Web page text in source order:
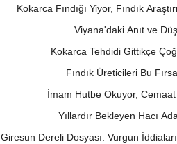
Kokarca Fındığı Yiyor, Fındık
Viyana'daki Anıt ve
Kokarca Tehdidi Gittikçe
Fındık Üreticileri Bu
İmam Hutbe Okuyor,
Yıllardır Bekleyen Hacı
Giresun Dereli Dosyası: Vurgun